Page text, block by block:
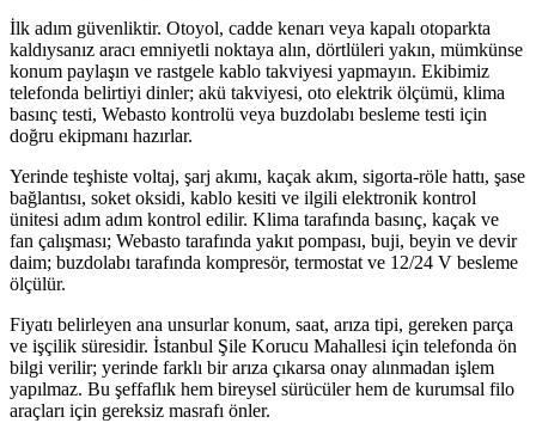
İlk adım güvenliktir. Otoyol, cadde kenarı veya kapalı otoparkta
kaldıysanız aracı emniyetli noktaya alın, dörtlüleri yakın, mümkünse
konum paylaşın ve rastgele kablo takviyesi yapmayın. Ekibimiz
telefonda belirtiyi dinler; akü takviyesi, oto elektrik ölçümü, klima
basınç testi, Webasto kontrolü veya buzdolabı besleme testi için
doğru ekipmanı hazırlar.
Yerinde teşhiste voltaj, şarj akımı, kaçak akım, sigorta-röle hattı, şase
bağlantısı, soket oksidi, kablo kesiti ve ilgili elektronik kontrol
ünitesi adım adım kontrol edilir. Klima tarafında basınç, kaçak ve
fan çalışması; Webasto tarafında yakıt pompası, buji, beyin ve devir
daim; buzdolabı tarafında kompresör, termostat ve 12/24 V besleme
ölçülür.
Fiyatı belirleyen ana unsurlar konum, saat, arıza tipi, gereken parça
ve işçilik süresidir. İstanbul Şile Korucu Mahallesi için telefonda ön
bilgi verilir; yerinde farklı bir arıza çıkarsa onay alınmadan işlem
yapılmaz. Bu şeffaflık hem bireysel sürücüler hem de kurumsal filo
araçları için gereksiz masrafı önler.